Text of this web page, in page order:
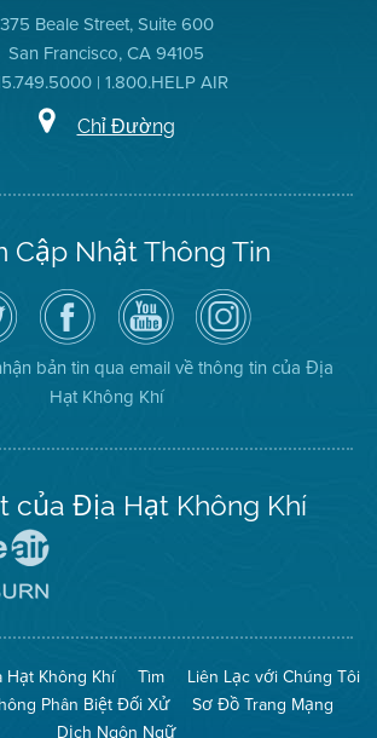
375 Beale Street, Suite 600
San Francisco, CA 94105
| 1.800.HELP AIR
Chỉ Đường
Cập Nhật Thông Tin
Truy
cập
Trang
Facebook
của
Địa
Hạt
Kênh
YouTube
của
Địa
Hạt
Không
Khí
Air
District
on
Instagram
bản tin qua email về thông tin của Địa
Hạt Không Khí
của Địa Hạt Không Khí
The
(Bảo
Toàn
Không
Khí)
Mạng
No
Burn
(Không
Đốt)
Không Khí Tìm
Liên Lạc với Chúng Tôi
Phân Biệt Đối Xử
Sơ Đồ Trang Mạng
Dịch Ngôn Ngữ